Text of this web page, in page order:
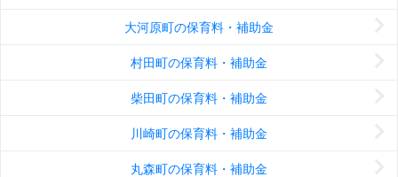
大河原町の保育料・補助金
村田町の保育料・補助金
柴田町の保育料・補助金
川崎町の保育料・補助金
丸森町の保育料・補助金